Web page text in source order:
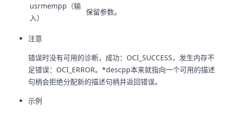
usrmempp（输
入）
保留参数。
注意
错误时没有可用的诊断，成功：OCI_SUCCESS，发生内存不
足错误：OCI_ERROR。*descpp本来就指向一个可用的描述
句柄会拒绝分配新的描述句柄并返回错误。
示例